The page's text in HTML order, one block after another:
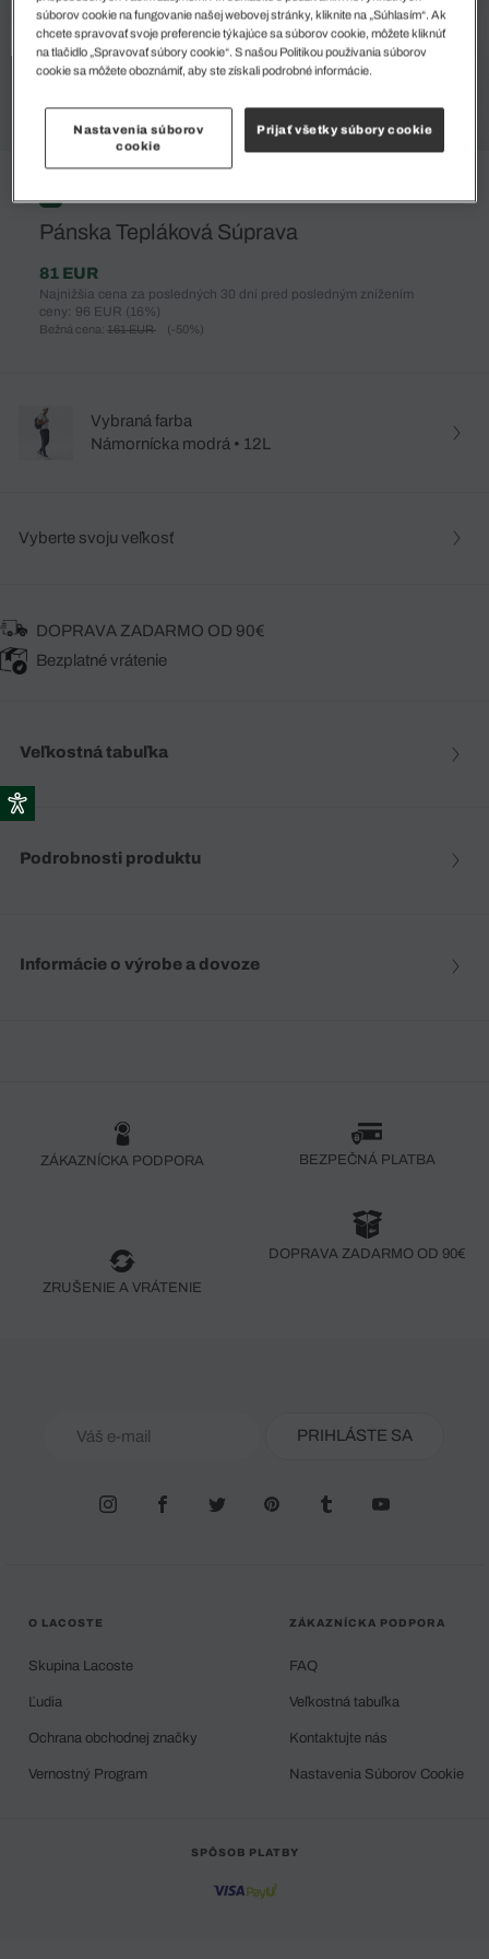
%
Pánska Tepláková Súprava
81 EUR
Najnižšia cena za posledných 30 dní pred posledným znížením
ceny: 96 EUR (16%)
Bežná cena: 161 EUR (-50%)
Vybraná farba
Námornícka modrá • 12L
Vyberte svoju veľkosť
DOPRAVA ZADARMO OD 90€
Bezplatné vrátenie
Veľkostná tabuľka
Podrobnosti produktu
Informácie o výrobe a dovoze
ZÁKAZNÍCKA PODPORA BEZPEČNÁ PLATBA
ZRUŠENIE A VRÁTENIE
DOPRAVA ZADARMO OD 90€
PRIHLÁSTE SA
O LACOSTE
Skupina Lacoste
Ľudia
Ochrana obchodnej značky
Vernostný Program
ZÁKAZNÍCKA PODPORA
FAQ
Veľkostná tabuľka
Kontaktujte nás
Nastavenia Súborov Cookie
SPÔSOB PLATBY
súborov cookie na fungovanie našej webovej stránky, kliknite na „Súhlasím“. Ak
chcete spravovať svoje preferencie týkajúce sa súborov cookie, môžete kliknúť
na tlačidlo „Spravovať súbory cookie“. S našou Politikou používania súborov
cookie sa môžete oboznámiť, aby ste získali podrobné informácie.
Nastavenia súborov
cookie
Prijať všetky súbory cookie